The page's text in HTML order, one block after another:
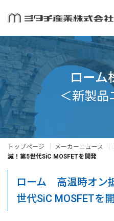
ローム
＜新製品
トップページ メーカーニュース
減！第5世代SiC MOSFETを開発
ローム 高温時オン
世代SiC MOSFETを